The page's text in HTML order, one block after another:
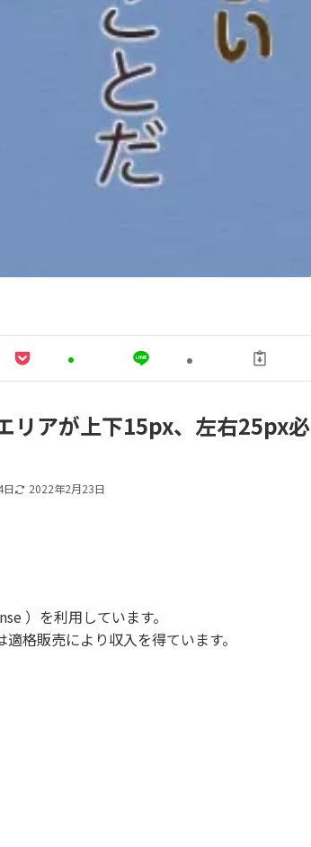
リアが上下15px、左右25px必
日 2022年2月23日
）を利用しています。
格販売により収入を得ています。